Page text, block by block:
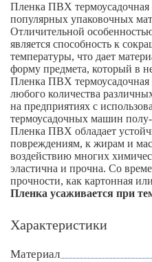
Пленка ПВХ
популярных упаковочных
Отличительной
является способность к
температуры, что дает
форму предмета, который в
Пленка ПВХ термоусадочная
любого количества
на предприятиях с
термоусадочных машин полу-
Пленка ПВХ обладает
повреждениям, к жирам и
воздействию многих
эластична и прочна. Со
прочности, как картонная
Пленка усаживается при
Характеристики
Материал